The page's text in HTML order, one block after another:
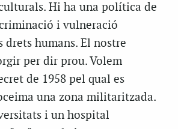
Hi ha una política de
i vulneració
drets humans. El nostre
per dir prou. Volem
de 1958 pel qual es
una zona militaritzada.
i un hospital